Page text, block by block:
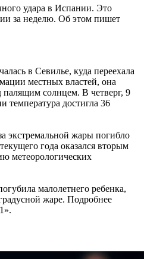
удара в Испании. Это
за неделю. Об этом пишет
в Севилье, куда переехала
местных властей, она
палящим солнцем. В четверг, 9
температура достигла 36
экстремальной жары погибло
года оказался вторым
метеорологических
малолетнего ребенка,
жаре. Подробнее